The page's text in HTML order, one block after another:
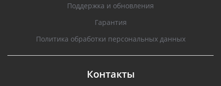
Поддержка и обновления
Гарантия
Политика обработки персональных данных
Контакты